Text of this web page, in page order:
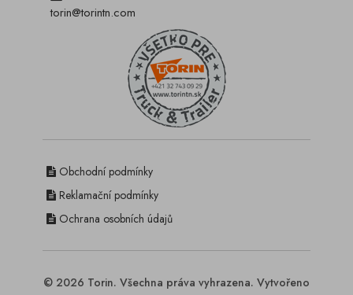
torin@torintn.com
Obchodní podmínky
Reklamační podmínky
Ochrana osobních údajů
© 2026 Torin. Všechna práva vyhrazena. Vytvořeno